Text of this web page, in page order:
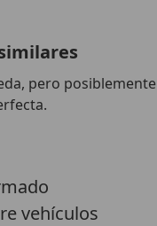
pero posiblemente
vehículos